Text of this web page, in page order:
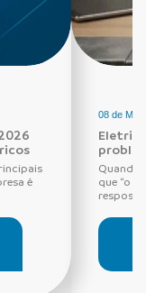
é
08 de
Quando
que “o
resposta